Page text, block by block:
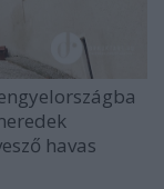
havas